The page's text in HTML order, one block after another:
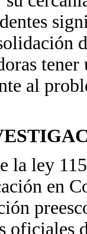
al
la ley
en
oficiales